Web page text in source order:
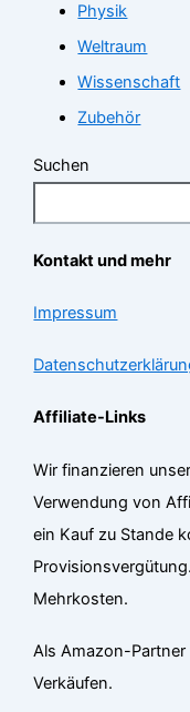
Physik
Weltraum
Wissenschaft
Zubehör
Suchen
Kontakt und mehr
Impressum
Affiliate-Links
Wir finanzieren
Verwendung von
ein Kauf zu Stande
Mehrkosten.
Als Amazon-
Verkäufen.